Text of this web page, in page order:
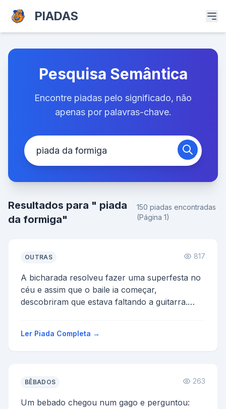
PIADAS
Pesquisa Semântica
Encontre piadas pelo significado, não
apenas por palavras-chave.
Resultados para " piada
da formiga"
150 piadas encontradas
(Página 1)
OUTRAS 817
A bicharada resolveu fazer uma superfesta no
céu e assim que o baile ia começar,
descobriram que estava faltando a guitarra.
Ler Piada Completa →
BÊBADOS 263
Um bebado chegou num gago e perguntou: